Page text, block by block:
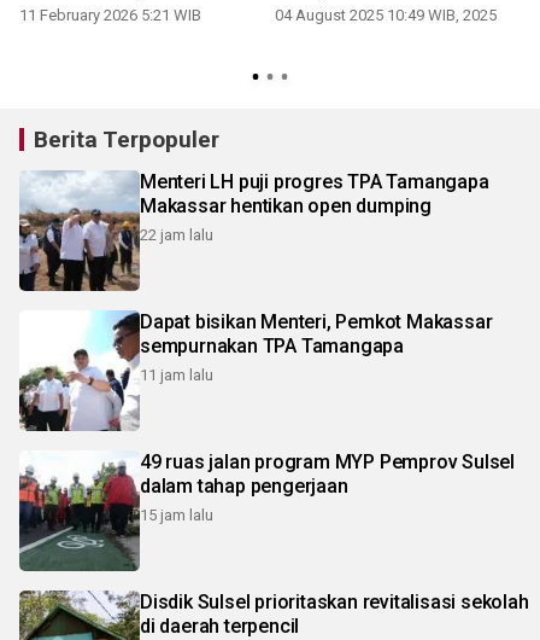
11 February 2026 5:21 WIB 04 August 2025 10:49 WIB, 2025
Berita Terpopuler
Menteri LH puji progres TPA Tamangapa
Makassar hentikan open dumping
22 jam lalu
Dapat bisikan Menteri, Pemkot Makassar
sempurnakan TPA Tamangapa
11 jam lalu
49 ruas jalan program MYP Pemprov Sulsel
dalam tahap pengerjaan
15 jam lalu
Disdik Sulsel prioritaskan revitalisasi sekolah
di daerah terpencil